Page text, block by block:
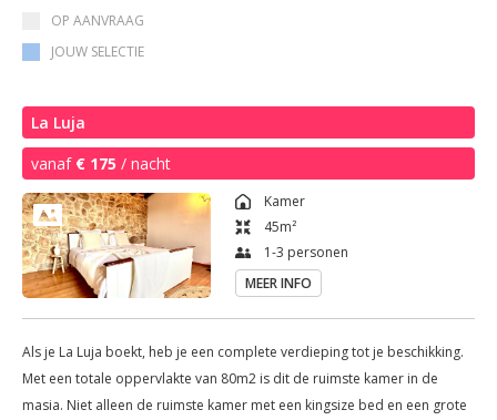
OP AANVRAAG
JOUW SELECTIE
La Luja
vanaf € 175 / nacht
Kamer
45m²
1-3 personen
MEER INFO
Als je La Luja boekt, heb je een complete verdieping tot je beschikking.
Met een totale oppervlakte van 80m2 is dit de ruimste kamer in de
masia. Niet alleen de ruimste kamer met een kingsize bed en een grote